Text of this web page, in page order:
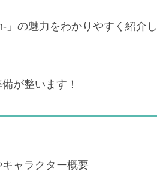
の魅力をわかりやすく紹介
が整います！
ャラクター概要